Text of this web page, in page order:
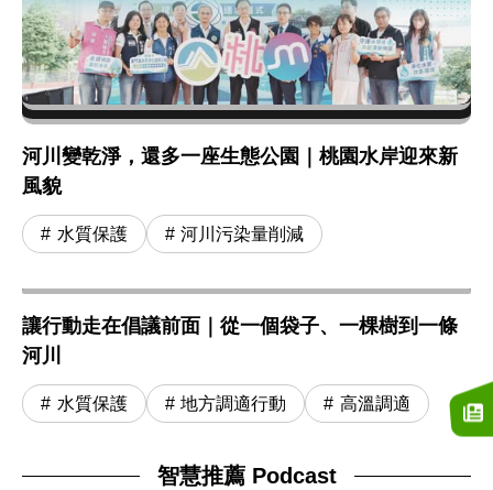
河川變乾淨，還多一座生態公園｜桃園水岸迎來新
風貌
水質保護 河川污染量削減
讓行動走在倡議前面｜從一個袋子、一棵樹到一條
河川
水質保護 地方調適行動 高溫調適
智慧推薦 Podcast